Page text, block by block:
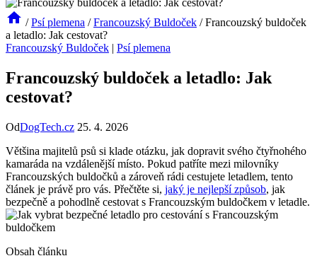
/ Psí plemena / Francouzský Buldoček / Francouzský buldoček
a letadlo: Jak cestovat?
Francouzský Buldoček | Psí plemena
Francouzský buldoček a letadlo: Jak
cestovat?
OdDogTech.cz 25. 4. 2026
Většina majitelů psů si klade otázku, jak dopravit svého čtyřnohého
kamaráda na vzdálenější místo. Pokud patříte mezi milovníky
Francouzských buldočků a zároveň rádi cestujete letadlem, tento
článek je právě pro vás. Přečtěte si, jaký je nejlepší způsob, jak
bezpečně a pohodlně cestovat s Francouzským buldočkem v letadle.
Obsah článku